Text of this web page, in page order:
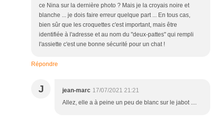
ce Nina sur la dernière photo ? Mais je la croyais noire et
blanche ... je dois faire erreur quelque part ... En tous cas,
bien sûr que les croquettes c'est important, mais être
identifiée à l'adresse et au nom du "deux-pattes" qui rempli
l'assiette c'est une bonne sécurité pour un chat !
Répondre
J jean-marc 17/07/2021 21:21
Allez, elle a à peine un peu de blanc sur le jabot ....